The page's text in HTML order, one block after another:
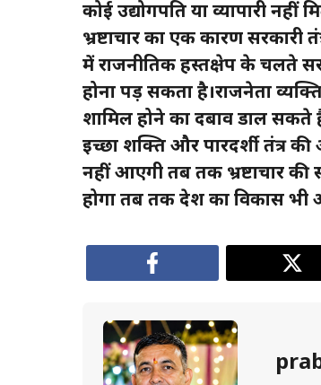
कोई उद्योगपति या व्यापारी नहीं
भ्रष्टाचार का एक कारण
में राजनीतिक हस्तक्षेप के चलते
होना पड़ सकता है।राजनेता
शामिल होने का दबाव डाल सकते
इच्छा शक्ति और पारदर्शी तंत्र
नहीं आएगी तब तक भ्रष्टाचार की
होगा तब तक देश का विकास भी